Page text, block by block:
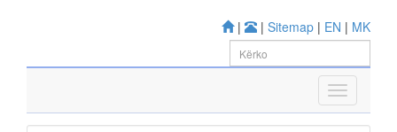
| | Sitemap | EN | MK